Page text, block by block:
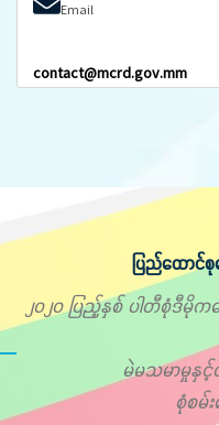
Email
contact@mcrd.gov.mm
ပြည်ထောင်
၂၀၂၀ ပြည့်နှစ် ပါတီစုံဒီမို
မဲမသမာမှုနှင့်
စုံစမ်